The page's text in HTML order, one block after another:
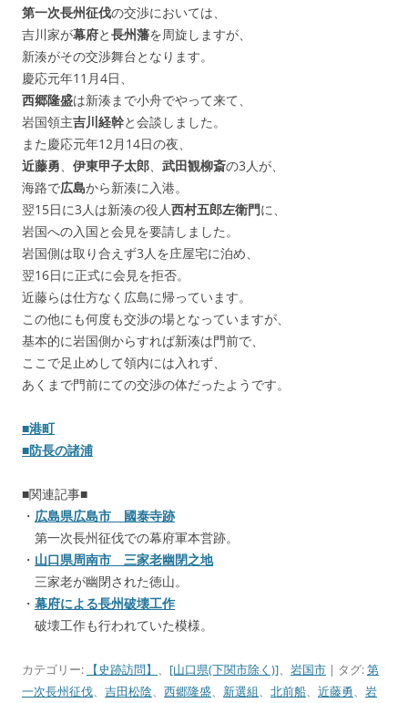
第一次長州征伐の交渉においては、
吉川家が幕府と長州藩を周旋しますが、
新湊がその交渉舞台となります。
慶応元年11月4日、
西郷隆盛は新湊まで小舟でやって来て、
岩国領主吉川経幹と会談しました。
また慶応元年12月14日の夜、
近藤勇、 伊東甲子太郎、 武田観柳斎の3人が、
海路で広島から新湊に入港。
翌15日に3人は新湊の役人西村五郎左衛門に、
岩国への入国と会見を要請しました。
岩国側は取り合えず3人を庄屋宅に泊め、
翌16日に正式に会見を拒否。
近藤らは仕方なく広島に帰っています。
この他にも何度も交渉の場となっていますが、
基本的に岩国側からすれば新湊は門前で、
ここで足止めして領内には入れず、
あくまで門前にての交渉の体だったようです。
■港町
■防長の諸浦
■関連記事■
・ 広島県広島市 國泰寺跡
第一次長州征伐での幕府軍本営跡。
・ 山口県周南市 三家老幽閉之地
三家老が幽閉された徳山。
・ 幕府による長州破壊工作
破壊工作も行われていた模様。
カテゴリー: 【史跡訪問】 、 [山口県(下関市除く)]、 岩国市 | タグ:第
一次長州征伐、 吉田松陰、 西郷隆盛、 新選組、 北前船、 近藤勇、 岩